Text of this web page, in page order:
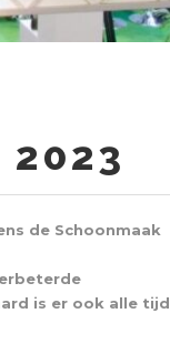
2023
de Schoonmaak
is er ook alle tijd